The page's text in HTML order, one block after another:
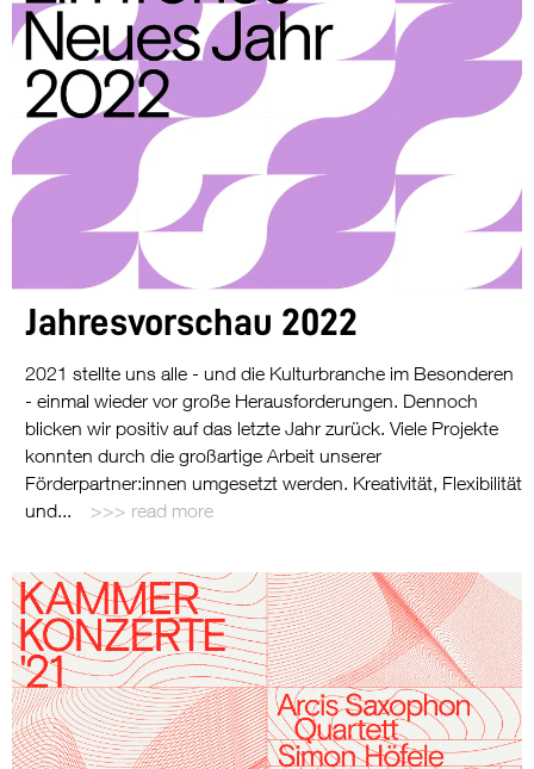
Jahresvorschau 2022
2021 stellte uns alle - und die Kulturbranche im Besonderen
- einmal wieder vor große Herausforderungen. Dennoch
blicken wir positiv auf das letzte Jahr zurück. Viele Projekte
konnten durch die großartige Arbeit unserer
Förderpartner:innen umgesetzt werden. Kreativität, Flexibilität
und...
read more